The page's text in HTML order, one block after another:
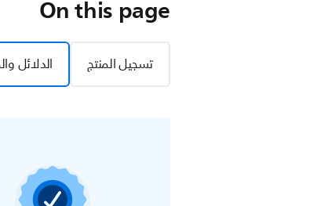
On this page
تسجيل المنتج الدلائل